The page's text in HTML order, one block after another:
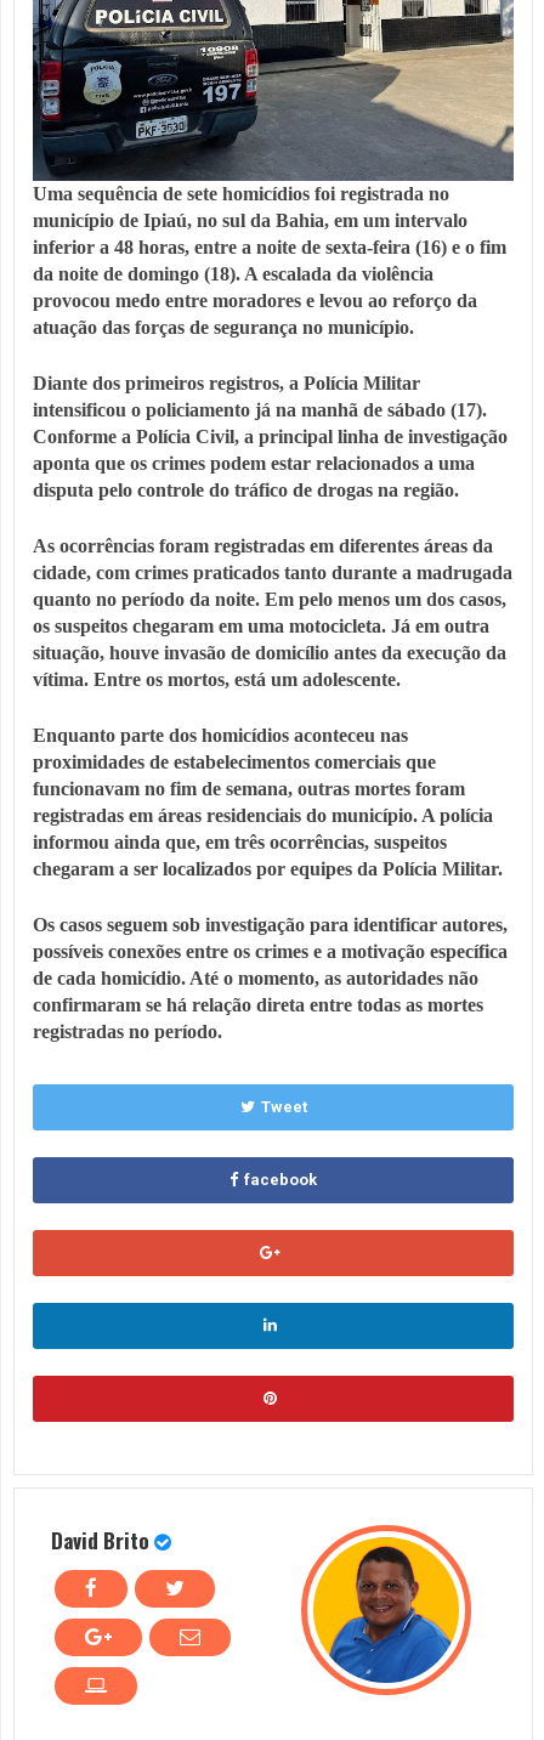
Uma sequência de sete homicídios foi registrada no
município de Ipiaú, no sul da Bahia, em um intervalo
inferior a 48 horas, entre a noite de sexta-feira (16) e o fim
da noite de domingo (18). A escalada da violência
provocou medo entre moradores e levou ao reforço da
atuação das forças de segurança no município.
Diante dos primeiros registros, a Polícia Militar
intensificou o policiamento já na manhã de sábado (17).
Conforme a Polícia Civil, a principal linha de investigação
aponta que os crimes podem estar relacionados a uma
disputa pelo controle do tráfico de drogas na região.
As ocorrências foram registradas em diferentes áreas da
cidade, com crimes praticados tanto durante a madrugada
quanto no período da noite. Em pelo menos um dos casos,
os suspeitos chegaram em uma motocicleta. Já em outra
situação, houve invasão de domicílio antes da execução da
vítima. Entre os mortos, está um adolescente.
Enquanto parte dos homicídios aconteceu nas
proximidades de estabelecimentos comerciais que
funcionavam no fim de semana, outras mortes foram
registradas em áreas residenciais do município. A polícia
informou ainda que, em três ocorrências, suspeitos
chegaram a ser localizados por equipes da Polícia Militar.
Os casos seguem sob investigação para identificar autores,
possíveis conexões entre os crimes e a motivação específica
de cada homicídio. Até o momento, as autoridades não
confirmaram se há relação direta entre todas as mortes
registradas no período.
Tweet
facebook
David Brito